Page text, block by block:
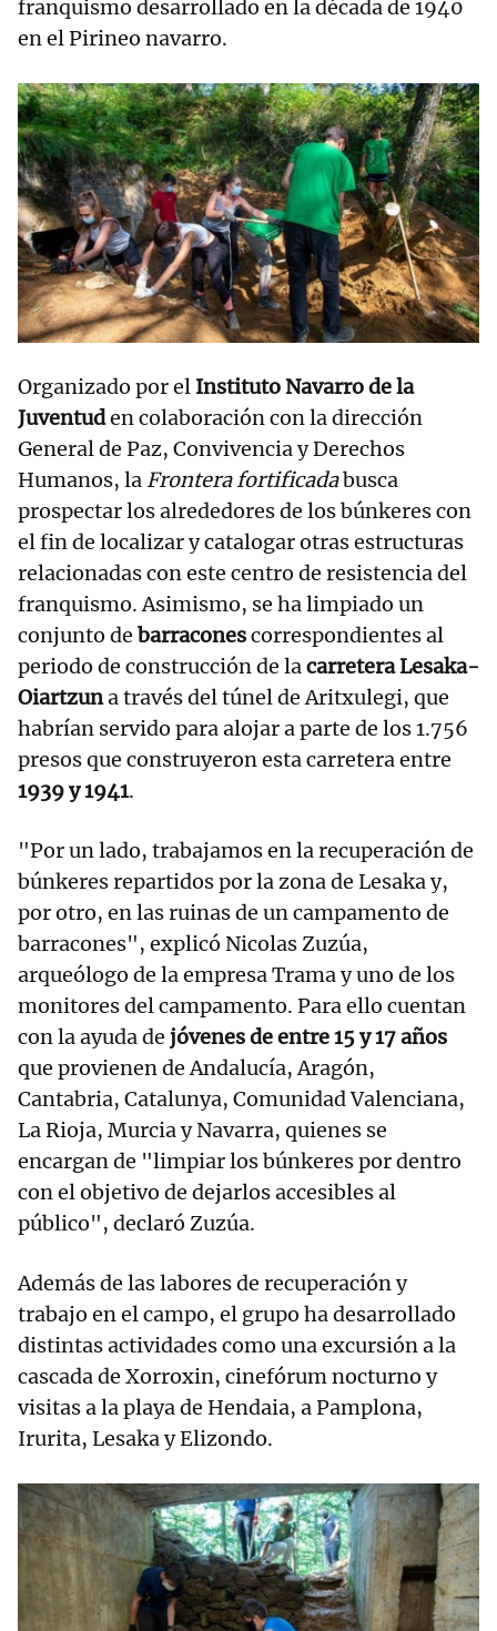
franquismo desarrollado en la década de 1940
en el Pirineo navarro.
Organizado por el Instituto Navarro de la
Juventuden colaboración con la dirección
General de Paz, Convivencia y Derechos
Humanos, la Frontera fortificadabusca
prospectar los alrededores de los búnkeres con
el fin de localizar y catalogar otras estructuras
relacionadas con este centro de resistencia del
franquismo. Asimismo, se ha limpiado un
conjunto de barraconescorrespondientes al
periodo de construcción de lacarretera Lesaka-
Oiartzuna través del túnel de Aritxulegi, que
habrían servido para alojar a parte de los 1.756
presos que construyeron esta carretera entre
1939 y 1941.
"Por un lado, trabajamos en la recuperación de
búnkeres repartidos por la zona de Lesaka y,
por otro, en las ruinas de un campamento de
barracones", explicó Nicolas Zuzúa,
arqueólogo de la empresa Trama y uno de los
monitores del campamento. Para ello cuentan
con la ayuda de jóvenes de entre 15 y 17 años
que provienen de Andalucía, Aragón,
Cantabria, Catalunya, Comunidad Valenciana,
La Rioja, Murcia y Navarra, quienes se
encargan de "limpiar los búnkeres por dentro
con el objetivo de dejarlos accesibles al
público", declaró Zuzúa.
Además de las labores de recuperación y
trabajo en el campo, el grupo ha desarrollado
distintas actividades como una excursión a la
cascada de Xorroxin, cinefórum nocturno y
visitas a la playa de Hendaia, a Pamplona,
Irurita, Lesaka y Elizondo.